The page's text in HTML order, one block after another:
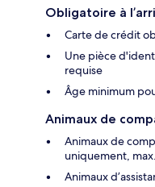
Obligatoire à
Carte de crédit
Une pièce
requise
Âge minimum
Animaux de
Animaux de
uniquement,
Animaux